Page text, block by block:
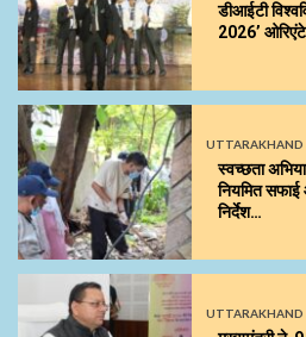
डीआईटी
2026’
UTTARAKHAND
स्वच्छता
नियमित
निर्देश…
UTTARAKHAND